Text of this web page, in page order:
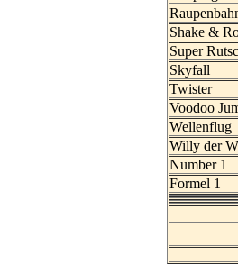
Shake &
Super
Skyfall
Twister
Voodoo
Wellenflug
Willy der
Number 1
Formel 1